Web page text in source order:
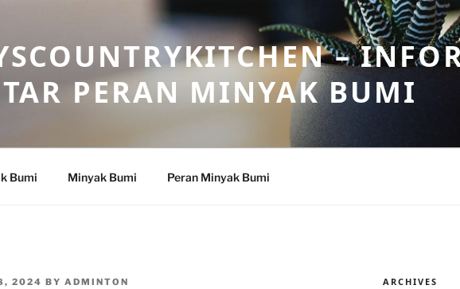
–
PERAN MINYAK BUMI
Bumi Minyak Bumi Peran Minyak Bumi
2024 BY ADMINTON ARCHIVES